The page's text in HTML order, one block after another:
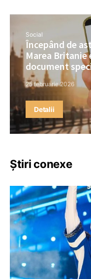
Social
Începând de
Marea Britanie
document
25 februarie 2026
Detalii
Știri conexe